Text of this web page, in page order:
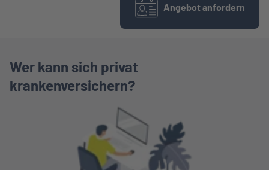
Angebot anfordern
Wer kann sich privat
krankenversichern?